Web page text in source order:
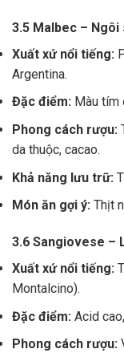
3.5 Malbec –
Xuất xứ nổi tiếng:
Argentina.
Đặc điểm: Màu tím
Phong cách rượu:
da thuộc, cacao.
Khả năng lưu trữ:
Món ăn gợi ý: Thịt
3.6 Sangiovese –
Xuất xứ nổi tiếng:
Montalcino).
Đặc điểm: Acid
Phong cách rượu: